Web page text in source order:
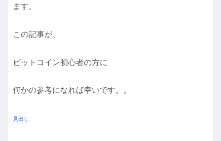
ます。
この記事が、
ビットコイン初心者の方に
何かの参考になれば幸いです。。
見出し